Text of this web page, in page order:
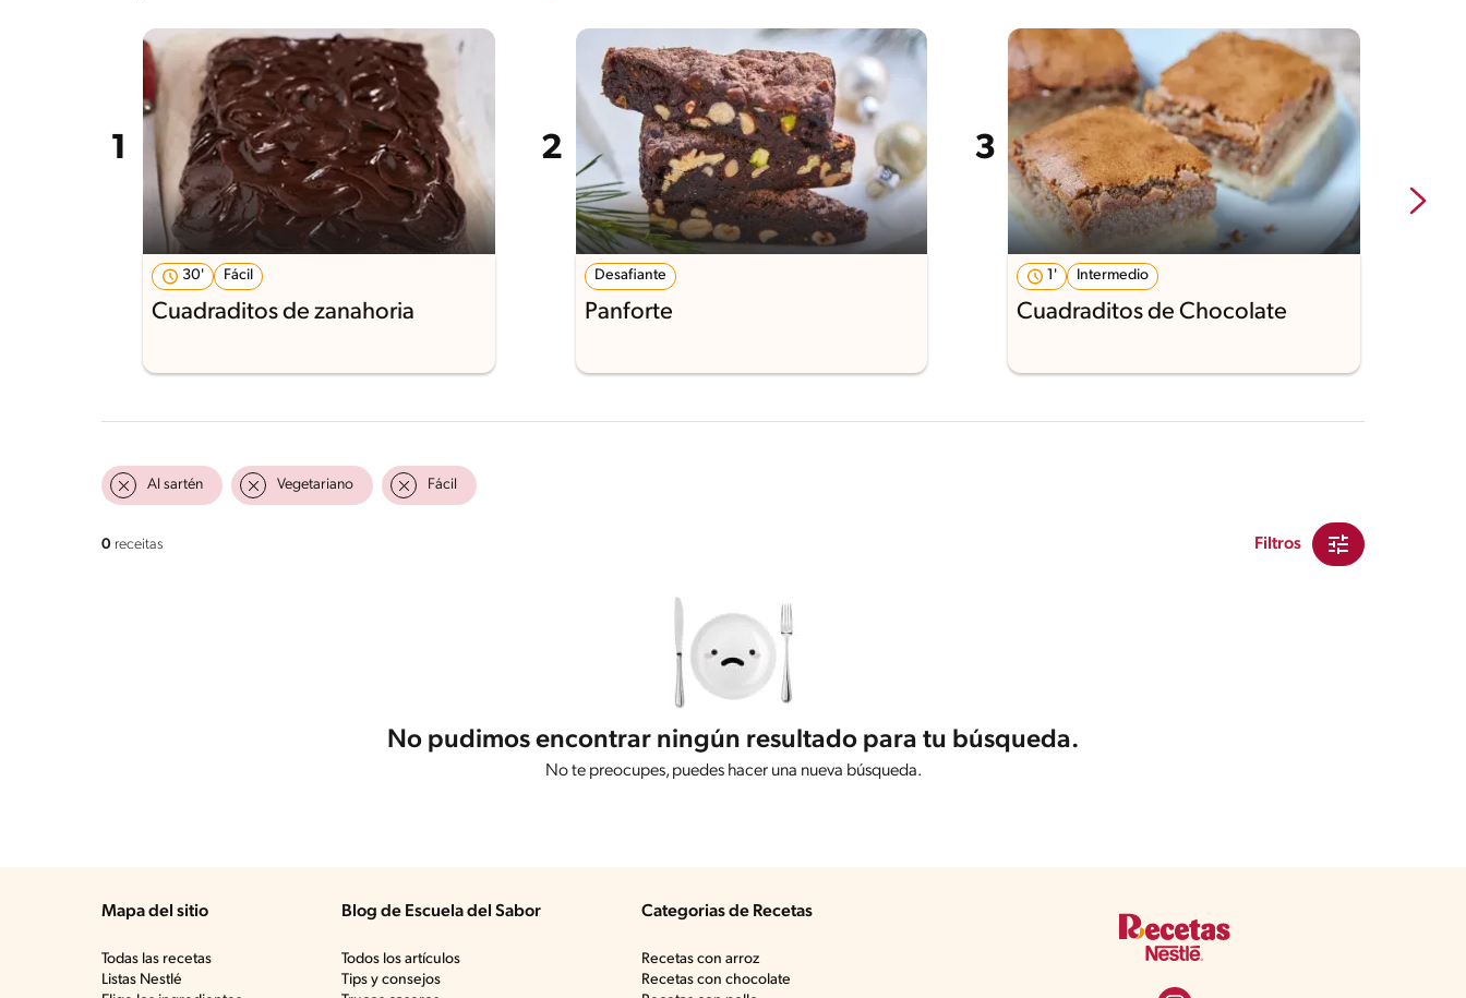
30' Fácil
Cuadraditos de zanahoria
Desafiante
Panforte
1' Intermedio
Cuadraditos de Chocolate
Al sartén Vegetariano Fácil
0 receitas Filtros
No pudimos encontrar ningún resultado para tu búsqueda.
No te preocupes, puedes hacer una nueva búsqueda.
Mapa del sitio
Todas las recetas
Listas Nestlé
Blog de Escuela del Sabor
Todos los artículos
Tips y consejos
Categorias de Recetas
Recetas con arroz
Recetas con chocolate